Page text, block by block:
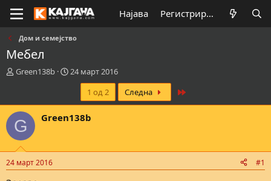
Најава Регистрирај се
Дом и семејство
Мебел
К
а
т
о
н
т
Green138b
В
м
е
п
24 март 2016
1 од 2
Следна
G Green138b
24 март 2016 #1